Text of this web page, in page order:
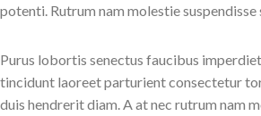
potenti. Rutrum nam molestie suspendisse
Purus lobortis senectus faucibus
tincidunt laoreet parturient consectetur
duis hendrerit diam. A at nec rutrum nam